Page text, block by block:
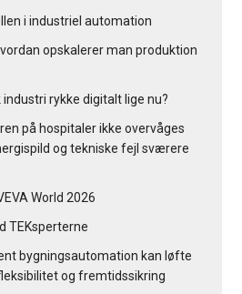
i industriel automation
opskalerer man produktion
rykke digitalt lige nu?
på hospitaler ikke overvåges
og tekniske fejl sværere
World 2026
TEKsperterne
bygningsautomation kan løfte
og fremtidssikring